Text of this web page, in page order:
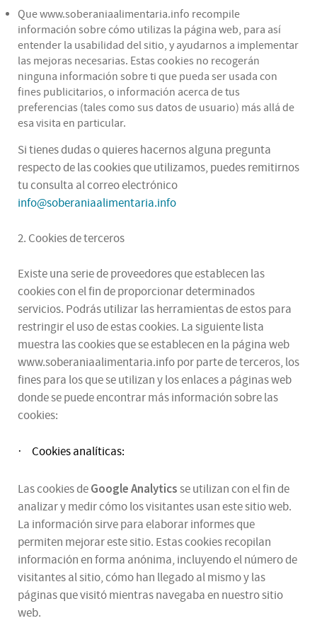
Que www.soberaniaalimentaria.info recompile
información sobre cómo utilizas la página web, para así
entender la usabilidad del sitio, y ayudarnos a implementar
las mejoras necesarias. Estas cookies no recogerán
ninguna información sobre ti que pueda ser usada con
fines publicitarios, o información acerca de tus
preferencias (tales como sus datos de usuario) más allá de
esa visita en particular.
Si tienes dudas o quieres hacernos alguna pregunta
respecto de las cookies que utilizamos, puedes remitirnos
tu consulta al correo electrónico
info@soberaniaalimentaria.info
2. Cookies de terceros
Existe una serie de proveedores que establecen las
cookies con el fin de proporcionar determinados
servicios. Podrás utilizar las herramientas de estos para
restringir el uso de estas cookies. La siguiente lista
muestra las cookies que se establecen en la página web
www.soberaniaalimentaria.info por parte de terceros, los
fines para los que se utilizan y los enlaces a páginas web
donde se puede encontrar más información sobre las
cookies:
· Cookies analíticas:
Las cookies deGoogle Analyticsse utilizan con el fin de
analizar y medir cómo los visitantes usan este sitio web.
La información sirve para elaborar informes que
permiten mejorar este sitio. Estas cookies recopilan
información en forma anónima, incluyendo el número de
visitantes al sitio, cómo han llegado al mismo y las
páginas que visitó mientras navegaba en nuestro sitio
web.